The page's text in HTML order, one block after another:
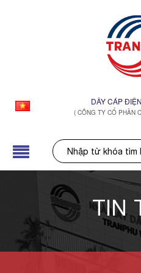
DÂY CÁP
( CÔNG TY CỔ PHẦN
TIN